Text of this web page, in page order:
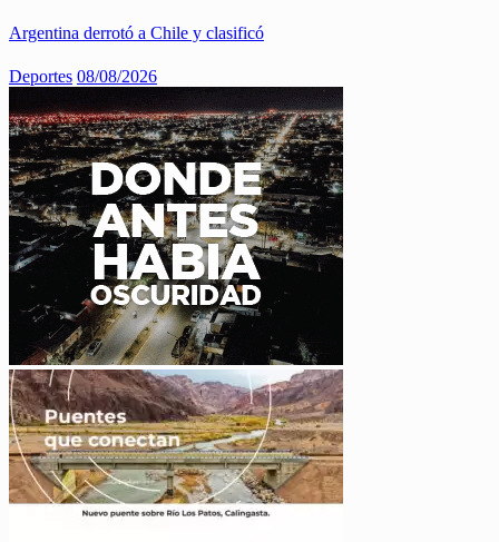
Argentina derrotó a Chile y clasificó
Deportes 08/08/2026